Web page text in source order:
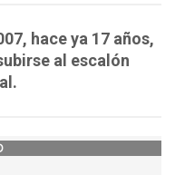
hace ya 17 años,
al escalón